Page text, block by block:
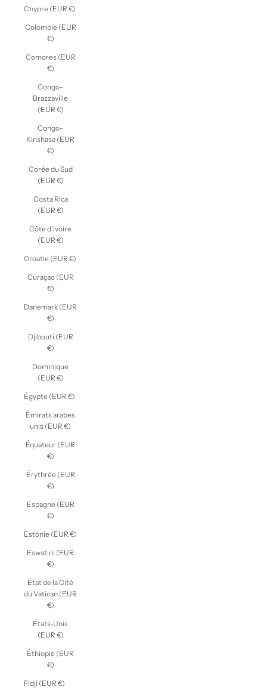
Chypre (EUR €)
Colombie (EUR
€)
Comores (EUR
€)
Congo-
Brazzaville
(EUR €)
Congo-
Kinshasa (EUR
€)
Corée du Sud
(EUR €)
Costa Rica
(EUR €)
Côte d’Ivoire
(EUR €)
Croatie (EUR €)
Curaçao (EUR
€)
Danemark (EUR
€)
Djibouti (EUR
€)
Dominique
(EUR €)
Égypte (EUR €)
Émirats arabes
unis (EUR €)
Équateur (EUR
€)
Érythrée (EUR
€)
Espagne (EUR
€)
Estonie (EUR €)
Eswatini (EUR
€)
État de la Cité
du Vatican (EUR
€)
États-Unis
(EUR €)
Éthiopie (EUR
€)
Fidji (EUR €)